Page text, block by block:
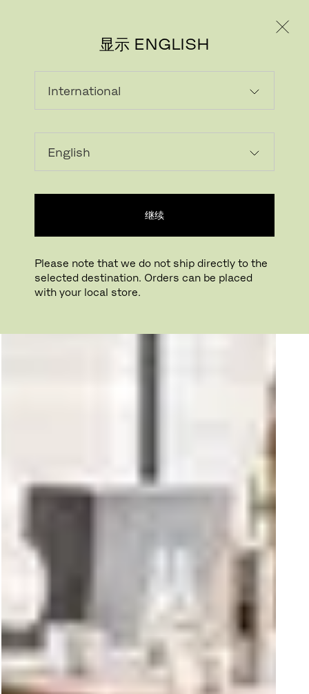
显示 ENGLISH
继续
Please note that we do not ship directly to the
selected destination. Orders can be placed
with your local store.